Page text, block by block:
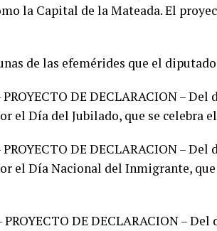
la Capital de la Mateada. El
de las efemérides que el
PROYECTO DE DECLARACION –
el Día del Jubilado, que se celebra
PROYECTO DE DECLARACION –
el Día Nacional del Inmigrante, que
PROYECTO DE DECLARACION –